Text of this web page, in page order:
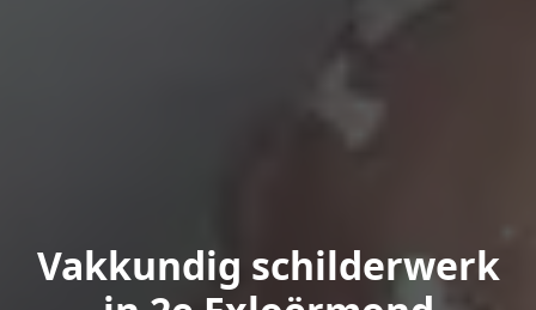
Vakkundig schilderwerk